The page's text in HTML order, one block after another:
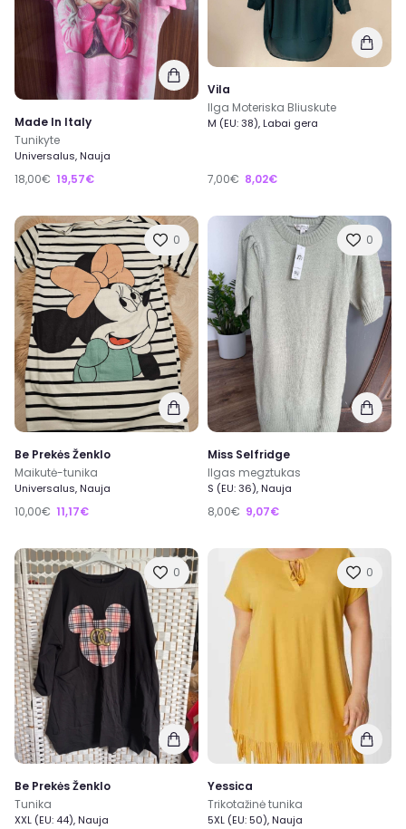
Made In Italy
Tunikyte
Universalus, Nauja
18,00€ 19,57€
Vila
Ilga Moteriska Bliuskute
M (EU: 38), Labai gera
7,00€ 8,02€
0
Be Prekės Ženklo
Maikutė-tunika
Universalus, Nauja
10,00€ 11,17€
0
Miss Selfridge
Ilgas megztukas
S (EU: 36), Nauja
8,00€ 9,07€
0
Be Prekės Ženklo
Tunika
XXL (EU: 44), Nauja
0
Yessica
Trikotažinė tunika
5XL (EU: 50), Nauja